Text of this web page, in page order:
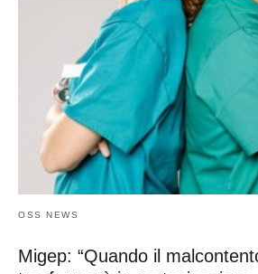
OSS NEWS
Migep: “Quando il